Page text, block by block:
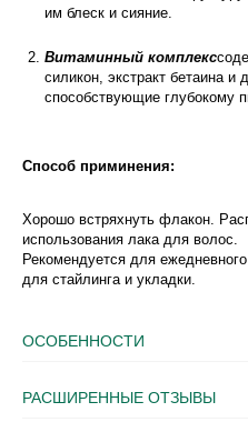
им блеск и сияние.
Витаминный комплекс
силикон, экстракт бетаина и
способствующие глубокому
Способ приминения:
Хорошо встряхнуть флакон.
использования лака для волос.
Рекомендуется для
для стайлинга и укладки.
ОСОБЕННОСТИ
РАСШИРЕННЫЕ ОТЗЫВЫ